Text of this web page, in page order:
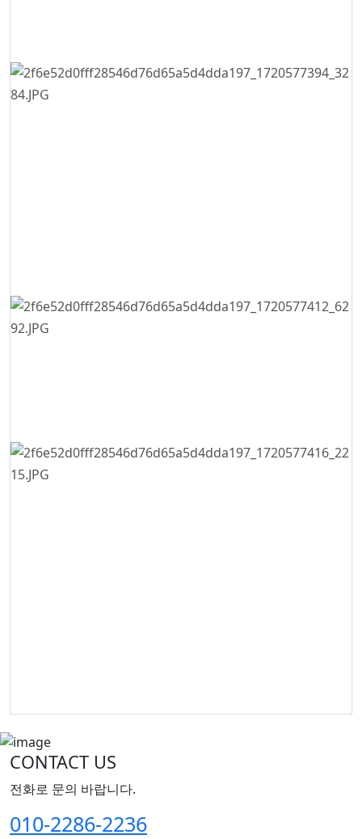
CONTACT US
전화로 문의 바랍니다.
010-2286-2236